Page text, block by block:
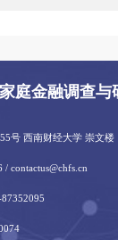
号 西南财经大学 崇文楼
/ contactus@chfs.cn
87352095
庭金融调查与